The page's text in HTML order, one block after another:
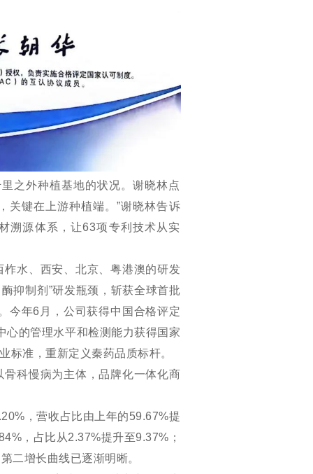
之外种植基地的状况。谢晓林点
关键在上游种植端。”谢晓林告诉
溯源体系，让63项专利技术从实
柞水、西安、北京、粤港澳的研发
抑制剂”研发瓶颈，斩获全球首批
今年6月，公司获得中国合格评定
的管理水平和检测能力获得国家
标准，重新定义秦药品质标杆。
骨科慢病为主体，品牌化一体化商
，营收占比由上年的59.67%提
，占比从2.37%提升至9.37%；
二增长曲线已逐渐明晰。